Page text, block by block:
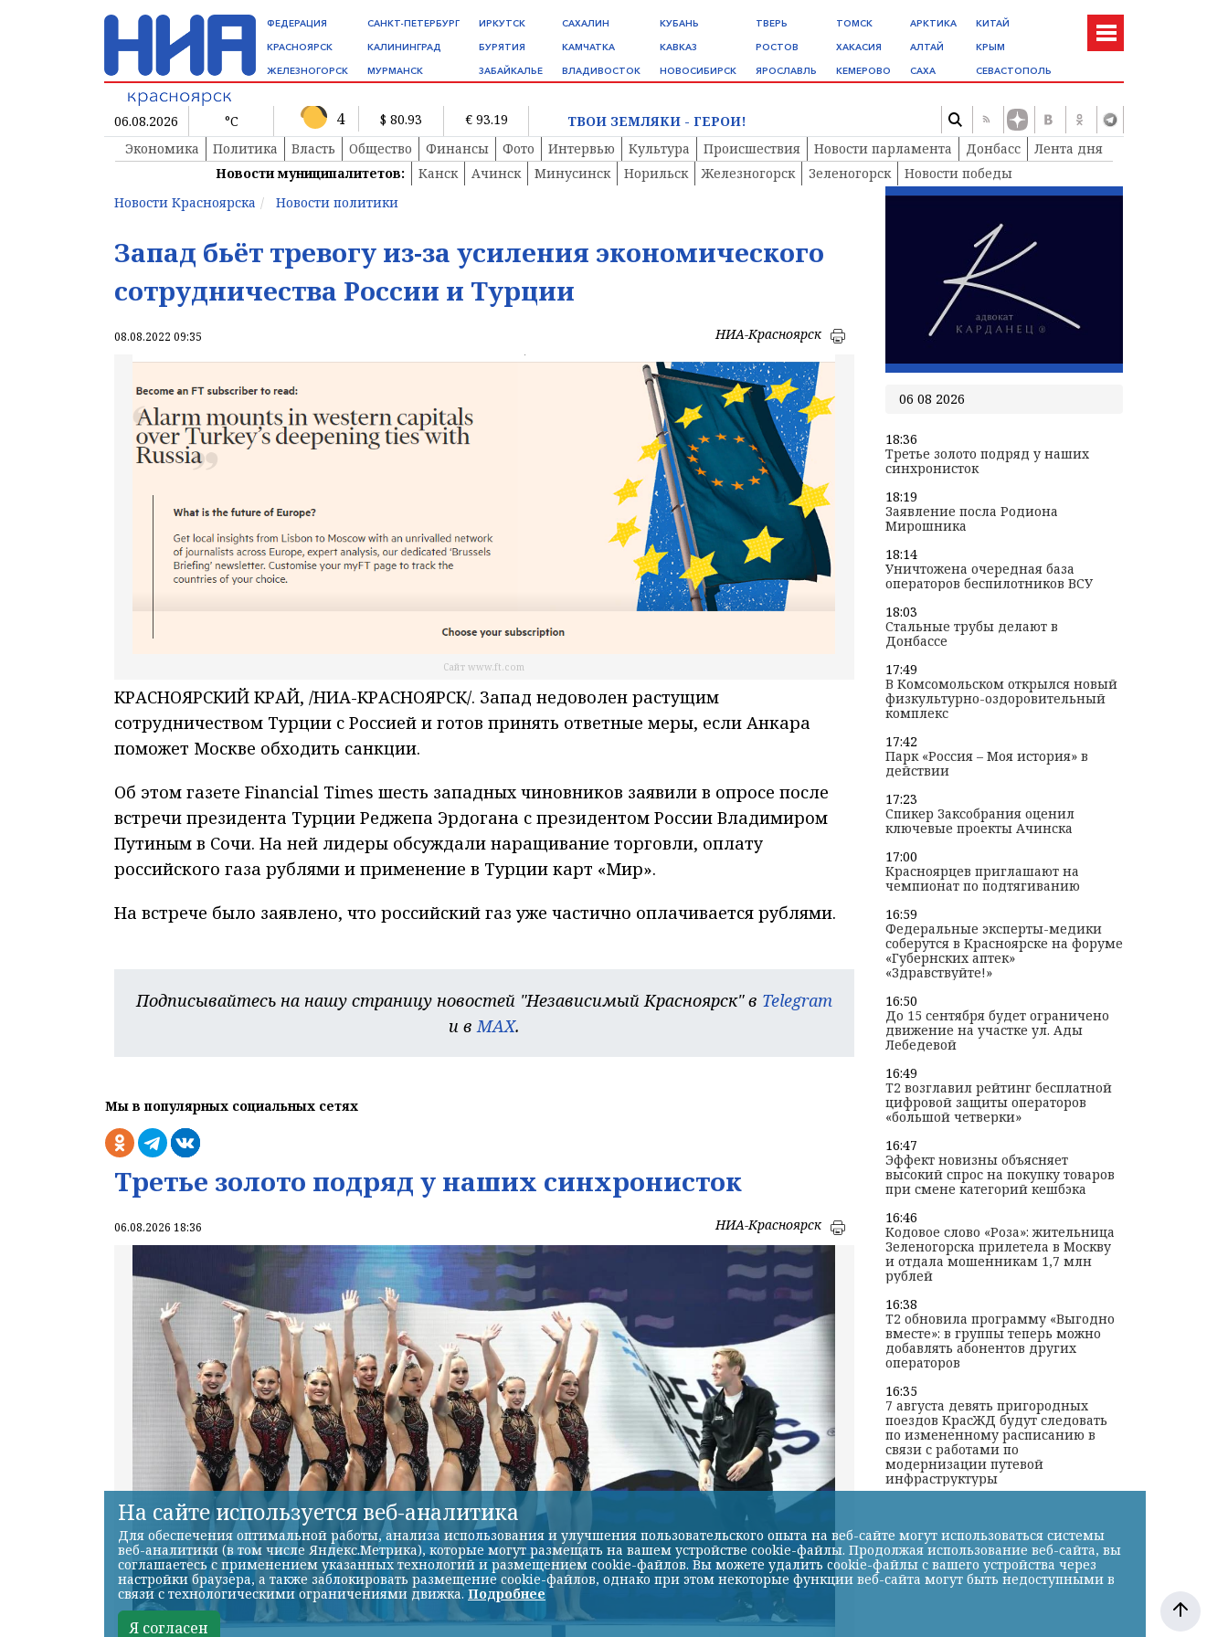
ФЕДЕРАЦИЯ
КРАСНОЯРСК
ЖЕЛЕЗНОГОРСК
САНКТ-ПЕТЕРБУРГ
КАЛИНИНГРАД
МУРМАНСК
ИРКУТСК
БУРЯТИЯ
ЗАБАЙКАЛЬЕ
САХАЛИН
КАМЧАТКА
ВЛАДИВОСТОК
КУБАНЬ
КАВКАЗ
НОВОСИБИРСК
ТВЕРЬ
РОСТОВ
ЯРОСЛАВЛЬ
ТОМСК
ХАКАСИЯ
КЕМЕРОВО
АРКТИКА
АЛТАЙ
САХА
КИТАЙ
КРЫМ
СЕВАСТОПОЛЬ
06.08.2026 °C 4 $ 80.93 € 93.19
ТВОИ ЗЕМЛЯКИ - ГЕРОИ!
Экономика
Политика Власть Общество Финансы Фото Интервью Культура Происшествия Новости парламента Донбасс
Лента дня
Новости муниципалитетов:
Канск Ачинск Минусинск Норильск Железногорск Зеленогорск
Новости победы
Новости Красноярска
Новости политики
Запад бьёт тревогу из-за усиления экономического
сотрудничества России и Турции
08.08.2022 09:35 НИА-Красноярск
Сайт www.ft.com
КРАСНОЯРСКИЙ КРАЙ, /НИА-КРАСНОЯРСК/. Запад недоволен растущим
сотрудничеством Турции с Россией и готов принять ответные меры, если Анкара
поможет Москве обходить санкции.
Об этом газете Financial Times шесть западных чиновников заявили в опросе после
встречи президента Турции Реджепа Эрдогана с президентом России Владимиром
Путиным в Сочи. На ней лидеры обсуждали наращивание торговли, оплату
российского газа рублями и применение в Турции карт «Мир».
На встрече было заявлено, что российский газ уже частично оплачивается рублями.
Подписывайтесь на нашу страницу новостей "Независимый Красноярск" в Telegram
и вMAX.
Мы в популярных социальных сетях
Третье золото подряд у наших синхронисток
06.08.2026 18:36 НИА-Красноярск
06 08 2026
18:36
Третье золото подряд у наших
синхронисток
18:19
Заявление посла Родиона
Мирошника
18:14
Уничтожена очередная база
операторов беспилотников ВСУ
18:03
Стальные трубы делают в
Донбассе
17:49
В Комсомольском открылся новый
физкультурно-оздоровительный
комплекс
17:42
Парк «Россия – Моя история» в
действии
17:23
Спикер Заксобрания оценил
ключевые проекты Ачинска
17:00
Красноярцев приглашают на
чемпионат по подтягиванию
16:59
Федеральные эксперты-медики
соберутся в Красноярске на форуме
«Губернских аптек»
«Здравствуйте!»
16:50
До 15 сентября будет ограничено
движение на участке ул. Ады
Лебедевой
16:49
T2 возглавил рейтинг бесплатной
цифровой защиты операторов
«большой четверки»
16:47
Эффект новизны объясняет
высокий спрос на покупку товаров
при смене категорий кешбэка
16:46
Кодовое слово «Роза»: жительница
Зеленогорска прилетела в Москву
и отдала мошенникам 1,7 млн
рублей
16:38
T2 обновила программу «Выгодно
вместе»: в группы теперь можно
добавлять абонентов других
операторов
16:35
7 августа девять пригородных
поездов КрасЖД будут следовать
по измененному расписанию в
связи с работами по
модернизации путевой
инфраструктуры
На сайте используется веб-аналитика
Для обеспечения оптимальной работы, анализа использования и улучшения пользовательского опыта на веб-сайте могут использоваться системы
веб-аналитики (в том числе Яндекс.Метрика), которые могут размещать на вашем устройстве cookie-файлы. Продолжая использование веб-сайта, вы
соглашаетесь с применением указанных технологий и размещением cookie-файлов. Вы можете удалить cookie-файлы с вашего устройства через
настройки браузера, а также заблокировать размещение cookie-файлов, однако при этом некоторые функции веб-сайта могут быть недоступными в
связи с технологическими ограничениями движка. Подробнее
Я согласен